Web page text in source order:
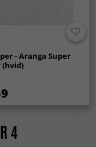
- Aranga Super
(hvid)
4